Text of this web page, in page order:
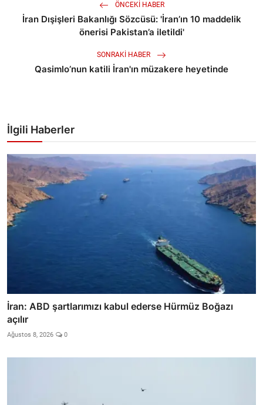
ÖNCEKI HABER
İran Dışişleri Bakanlığı Sözcüsü: 'İran’ın 10 maddelik
önerisi Pakistan’a iletildi'
SONRAKI HABER
Qasimlo’nun katili İran'ın müzakere heyetinde
İlgili Haberler
İran: ABD şartlarımızı kabul ederse Hürmüz Boğazı
açılır
Ağustos 8, 2026 0